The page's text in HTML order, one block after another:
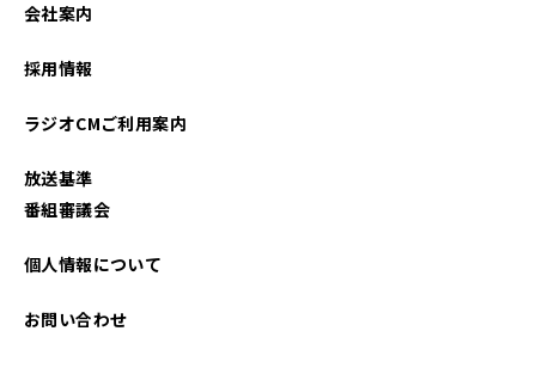
会社案内
採用情報
ラジオCMご利用案内
放送基準
番組審議会
個人情報について
お問い合わせ